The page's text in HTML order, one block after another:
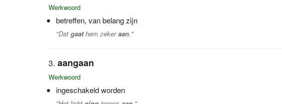
Werkwoord
betreffen, van belang zijn
"Dat gaathem zekeraan."
aangaan
Werkwoord
ingeschakeld worden